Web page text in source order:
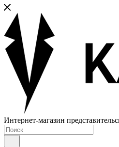
Интернет-магазин